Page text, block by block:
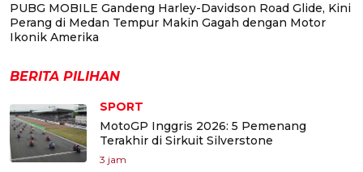
PUBG MOBILE Gandeng Harley-Davidson Road Glide, Kini
Perang di Medan Tempur Makin Gagah dengan Motor
Ikonik Amerika
BERITA PILIHAN
SPORT
MotoGP Inggris 2026: 5 Pemenang
Terakhir di Sirkuit Silverstone
3 jam